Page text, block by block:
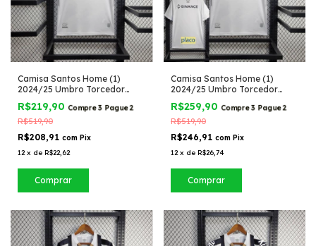
Camisa Santos Home (1)
2024/25 Umbro Torcedor
Masculina
R$219,90 Compre 3 Pague 2
R$519,90
R$208,91 com Pix
12 x de R$22,62
Comprar
Camisa Santos Home (1)
2024/25 Umbro Torcedor
Masculina com Patrocínios
R$259,90 Compre 3 Pague 2
R$519,90
R$246,91 com Pix
12 x de R$26,74
Comprar